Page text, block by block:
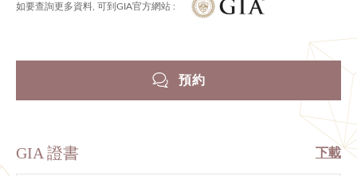
如要查詢更多資料, 可到GIA官方網站 :
預約
GIA 證書 下載